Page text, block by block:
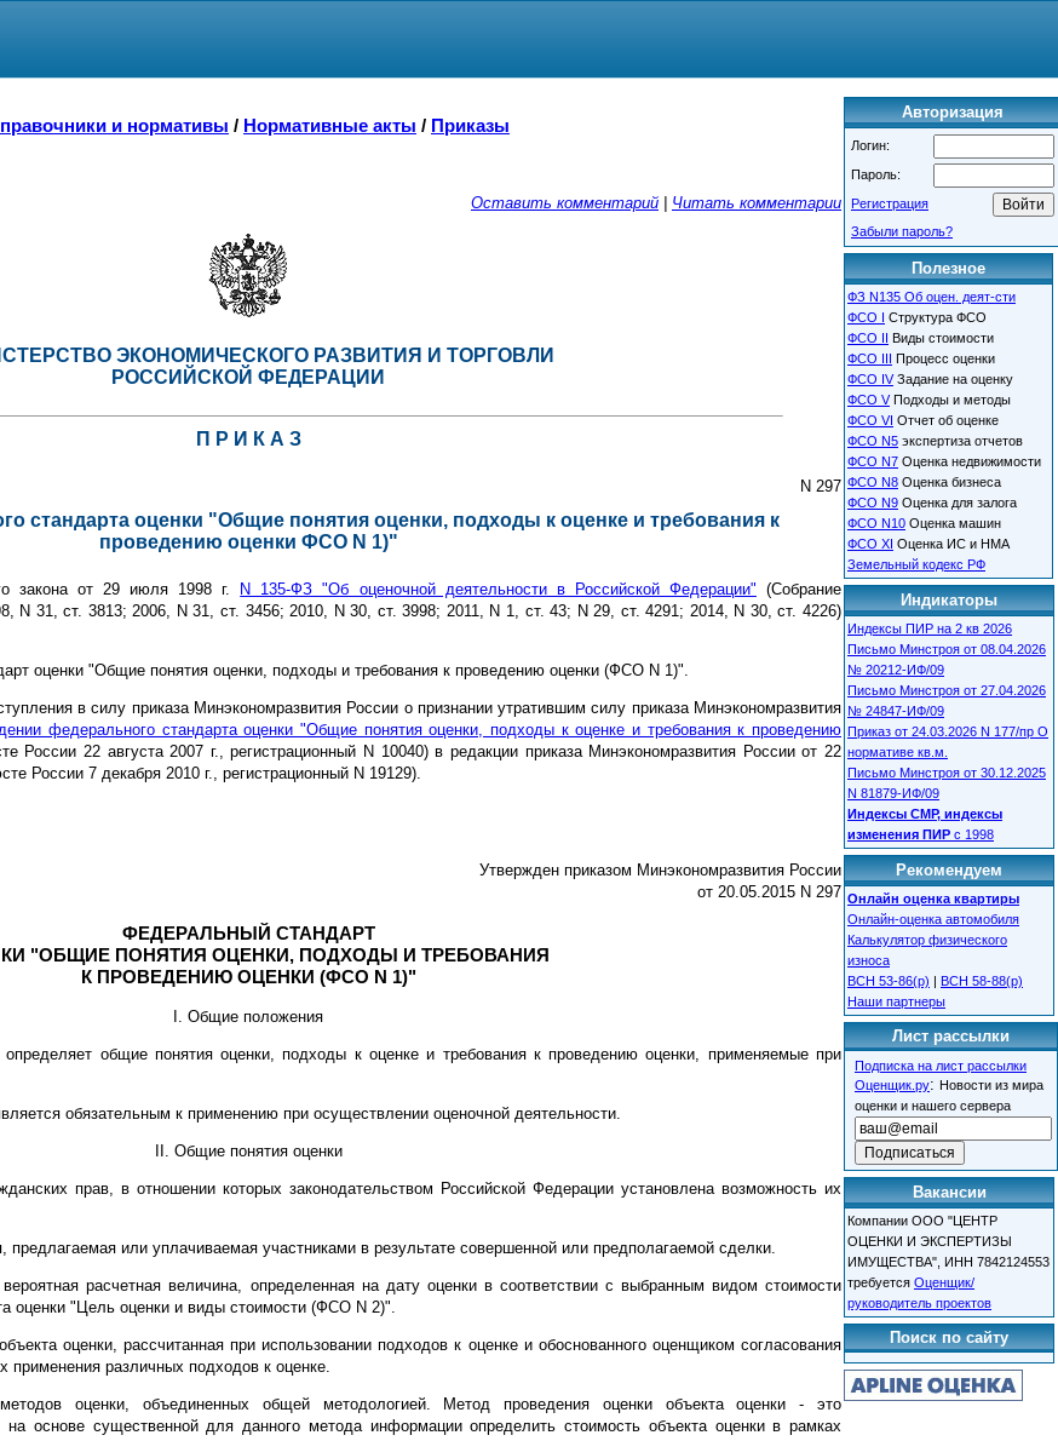
и нормативы / Нормативные акты / Приказы
Оставить комментарий Читать комментарии
ЭКОНОМИЧЕСКОГО РАЗВИТИЯ И ТОРГОВЛИ
РОССИЙСКОЙ ФЕДЕРАЦИИ
П Р И К А З
N 297
стандарта оценки "Общие понятия оценки, подходы к оценке и требования к
проведению оценки ФСО N 1)"
закона от 29 июля 1998 г. N 135-ФЗ "Об оценочной деятельности в Российской Федерации" (Собрание
N 31, ст. 3813; 2006, N 31, ст. 3456; 2010, N 30, ст. 3998; 2011, N 1, ст. 43; N 29, ст. 4291; 2014, N 30, ст. 4226)
оценки "Общие понятия оценки, подходы и требования к проведению оценки (ФСО N 1)".
в силу приказа Минэкономразвития России о признании утратившим силу приказа Минэкономразвития
федерального стандарта оценки "Общие понятия оценки, подходы к оценке и требования к проведению
России 22 августа 2007 г., регистрационный N 10040) в редакции приказа Минэкономразвития России от 22
России 7 декабря 2010 г., регистрационный N 19129).
Утвержден приказом Минэкономразвития России
от 20.05.2015 N 297
ФЕДЕРАЛЬНЫЙ СТАНДАРТ
"ОБЩИЕ ПОНЯТИЯ ОЦЕНКИ, ПОДХОДЫ И ТРЕБОВАНИЯ
К ПРОВЕДЕНИЮ ОЦЕНКИ (ФСО N 1)"
I. Общие положения
общие понятия оценки, подходы к оценке и требования к проведению оценки, применяемые при
обязательным к применению при осуществлении оценочной деятельности.
II. Общие понятия оценки
прав, в отношении которых законодательством Российской Федерации установлена возможность их
или уплачиваемая участниками в результате совершенной или предполагаемой сделки.
расчетная величина, определенная на дату оценки в соответствии с выбранным видом стоимости
оценки "Цель оценки и виды стоимости (ФСО N 2)".
оценки, рассчитанная при использовании подходов к оценке и обоснованного оценщиком согласования
применения различных подходов к оценке.
оценки, объединенных общей методологией. Метод проведения оценки объекта оценки - это
основе существенной для данного метода информации определить стоимость объекта оценки в рамках
Авторизация
Логин:
Пароль:
Регистрация
Забыли пароль?
Полезное
ФЗ N135 Об оцен. деят-сти
ФСО I Структура ФСО
ФСО II Виды стоимости
ФСО III Процесс оценки
ФСО IVЗадание на оценку
ФСО VПодходы и методы
ФСО VI Отчет об оценке
ФСО N5 экспертиза отчетов
ФСО N7 Оценка недвижимости
ФСО N8 Оценка бизнеса
ФСО N9 Оценка для залога
ФСО N10 Оценка машин
ФСО XI Оценка ИС и НМА
Земельный кодекс РФ
Индикаторы
Индексы ПИР на 2 кв 2026
Письмо Минстроя от 08.04.2026
№ 20212-ИФ/09
Письмо Минстроя от 27.04.2026
№ 24847-ИФ/09
Приказ от 24.03.2026 N 177/пр О
нормативе кв.м.
Письмо Минстроя от 30.12.2025
N 81879-ИФ/09
Индексы СМР, индексы
изменения ПИР с 1998
Рекомендуем
Онлайн оценка квартиры
Онлайн-оценка автомобиля
Калькулятор физического
износа
ВСН 53-86(р) | ВСН 58-88(р)
Наши партнеры
Лист рассылки
Подписка на лист рассылки
Оценщик.ру: Новости из мира
оценки и нашего сервера
Вакансии
Компании ООО "ЦЕНТР
ОЦЕНКИ И ЭКСПЕРТИЗЫ
ИМУЩЕСТВА", ИНН 7842124553
требуется Оценщик/
руководитель проектов
Поиск по сайту